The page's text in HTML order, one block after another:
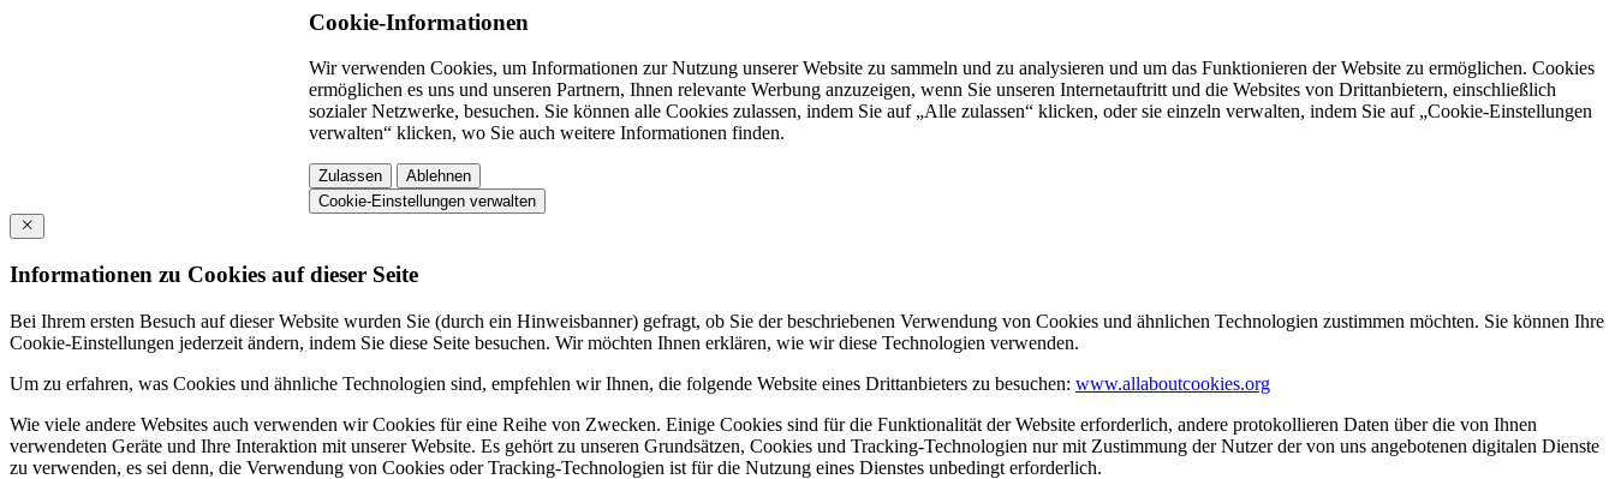
Cookie-Informationen
Wir verwenden Cookies, um Informationen zur Nutzung unserer Website zu sammeln und zu analysieren und um das Funktionieren der Website zu ermöglichen. Cookies
ermöglichen es uns und unseren Partnern, Ihnen relevante Werbung anzuzeigen, wenn Sie unseren Internetauftritt und die Websites von Drittanbietern, einschließlich
sozialer Netzwerke, besuchen. Sie können alle Cookies zulassen, indem Sie auf „Alle zulassen“ klicken, oder sie einzeln verwalten, indem Sie auf „Cookie-Einstellungen
verwalten“ klicken, wo Sie auch weitere Informationen finden.
Zulassen
Ablehnen
Cookie-Einstellungen verwalten
Informationen zu Cookies auf dieser Seite
Bei Ihrem ersten Besuch auf dieser Website wurden Sie (durch ein Hinweisbanner) gefragt, ob Sie der beschriebenen Verwendung von Cookies und ähnlichen Technologien zustimmen möchten. Sie können Ihre
Cookie-Einstellungen jederzeit ändern, indem Sie diese Seite besuchen. Wir möchten Ihnen erklären, wie wir diese Technologien verwenden.
Um zu erfahren, was Cookies und ähnliche Technologien sind, empfehlen wir Ihnen, die folgende Website eines Drittanbieters zu besuchen: www.allaboutcookies.org
Wie viele andere Websites auch verwenden wir Cookies für eine Reihe von Zwecken. Einige Cookies sind für die Funktionalität der Website erforderlich, andere protokollieren Daten über die von Ihnen
verwendeten Geräte und Ihre Interaktion mit unserer Website. Es gehört zu unseren Grundsätzen, Cookies und Tracking-Technologien nur mit Zustimmung der Nutzer der von uns angebotenen digitalen Dienste
zu verwenden, es sei denn, die Verwendung von Cookies oder Tracking-Technologien ist für die Nutzung eines Dienstes unbedingt erforderlich.